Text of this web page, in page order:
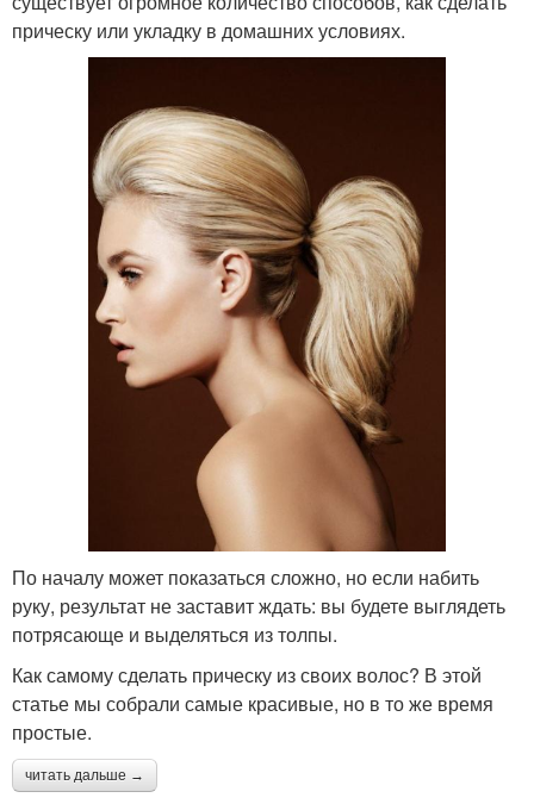
прическу или укладку в домашних условиях.
По началу может показаться сложно, но если набить
руку, результат не заставит ждать: вы будете выглядеть
потрясающе и выделяться из толпы.
Как самому сделать прическу из своих волос? В этой
статье мы собрали самые красивые, но в то же время
простые.
читать дальше →